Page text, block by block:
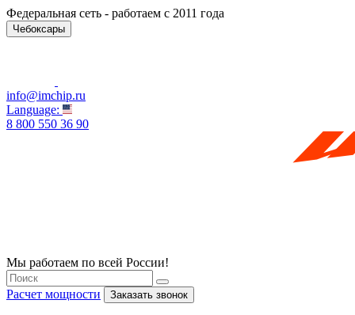
Федеральная сеть - работаем с 2011 года
Чебоксары
info@imchip.ru
Language:
8 800 550 36 90
Мы работаем по всей России!
Расчет мощности Заказать звонок